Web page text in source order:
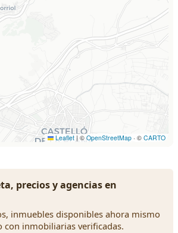
precios y agencias en
inmuebles disponibles ahora mismo
con inmobiliarias verificadas.